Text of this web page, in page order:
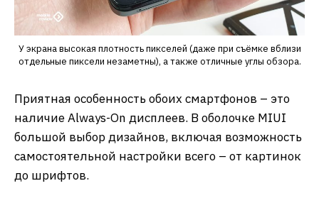
У экрана высокая плотность пикселей (даже при съёмке вблизи
отдельные пиксели незаметны), а также отличные углы обзора.
Приятная особенность обоих смартфонов – это
наличие Always-On дисплеев. В оболочке MIUI
большой выбор дизайнов, включая возможность
самостоятельной настройки всего – от картинок
до шрифтов.